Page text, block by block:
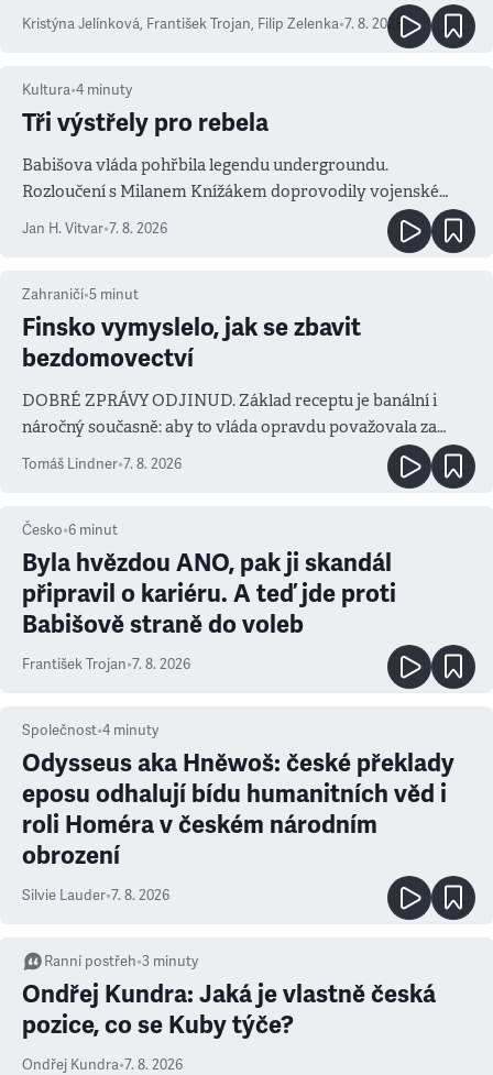
Kristýna Jelínková, František Trojan, Filip Zelenka•7. 8. 2026
Kultura•4 minuty
Tři výstřely pro rebela
Babišova vláda pohřbila legendu undergroundu.
Rozloučení s Milanem Knížákem doprovodily vojenské
salvy i kritika pokrokářů
Jan H. Vitvar•7. 8. 2026
Zahraničí•5 minut
Finsko vymyslelo, jak se zbavit
bezdomovectví
DOBRÉ ZPRÁVY ODJINUD. Základ receptu je banální i
náročný současně: aby to vláda opravdu považovala za
prioritu
Tomáš Lindner•7. 8. 2026
Česko•6 minut
Byla hvězdou ANO, pak ji skandál
připravil o kariéru. A teď jde proti
Babišově straně do voleb
František Trojan•7. 8. 2026
Společnost•4 minuty
Odysseus aka Hněwoš: české překlady
eposu odhalují bídu humanitních věd i
roli Homéra v českém národním
obrození
Silvie Lauder•7. 8. 2026
Ranní postřeh•3 minuty
Ondřej Kundra: Jaká je vlastně česká
pozice, co se Kuby týče?
Ondřej Kundra•7. 8. 2026